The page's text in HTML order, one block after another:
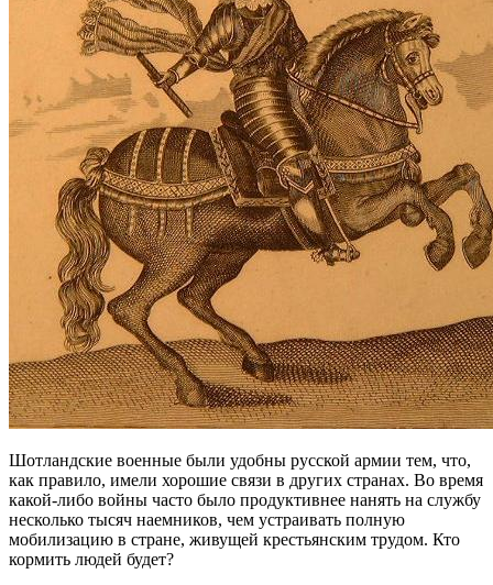
Шотландские военные были удобны русской армии тем, что,
как правило, имели хорошие связи в других странах. Во время
какой-либо войны часто было продуктивнее нанять на службу
несколько тысяч наемников, чем устраивать полную
мобилизацию в стране, живущей крестьянским трудом. Кто
кормить людей будет?